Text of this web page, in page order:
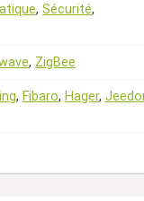
, Sécurité,
, ZigBee
, Fibaro, Hager,